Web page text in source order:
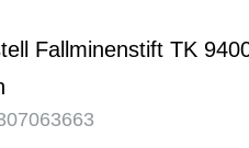
Fallminenstift TK